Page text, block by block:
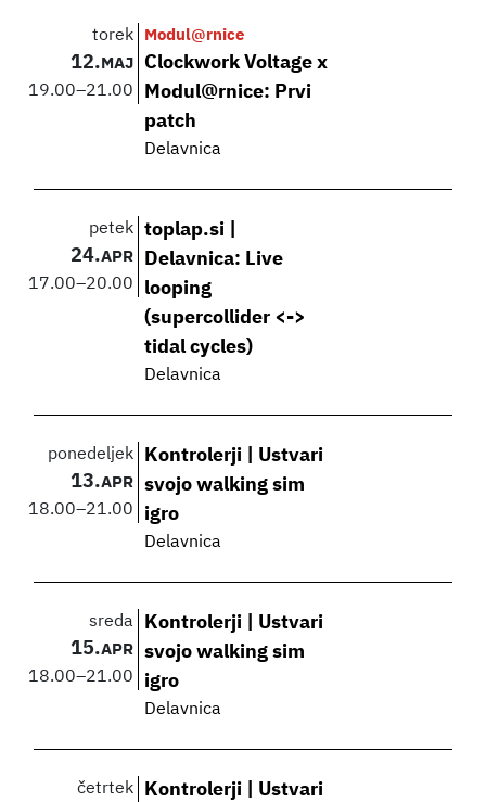
torek
12.MAJ
19.00–21.00
Modul@rnice
Clockwork Voltage x
Modul@rnice: Prvi
patch
Delavnica
petek
24.APR
17.00–20.00
toplap.si |
Delavnica: Live
looping
(supercollider <->
tidal cycles)
Delavnica
ponedeljek
13.APR
18.00–21.00
Kontrolerji | Ustvari
svojo walking sim
igro
Delavnica
sreda
15.APR
18.00–21.00
Kontrolerji | Ustvari
svojo walking sim
igro
Delavnica
četrtek
Kontrolerji | Ustvari